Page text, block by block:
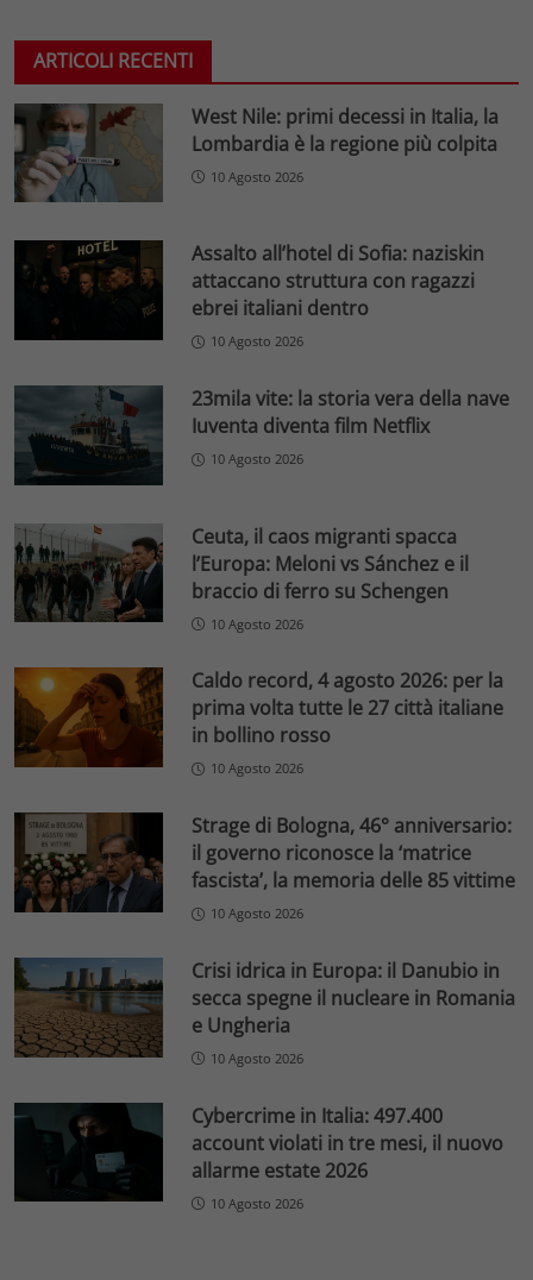
ARTICOLI RECENTI
West Nile: primi decessi in Italia, la
Lombardia è la regione più colpita
10 Agosto 2026
Assalto all’hotel di Sofia: naziskin
attaccano struttura con ragazzi
ebrei italiani dentro
10 Agosto 2026
23mila vite: la storia vera della nave
Iuventa diventa film Netflix
10 Agosto 2026
Ceuta, il caos migranti spacca
l’Europa: Meloni vs Sánchez e il
braccio di ferro su Schengen
10 Agosto 2026
Caldo record, 4 agosto 2026: per la
prima volta tutte le 27 città italiane
in bollino rosso
10 Agosto 2026
Strage di Bologna, 46° anniversario:
il governo riconosce la ‘matrice
fascista’, la memoria delle 85 vittime
10 Agosto 2026
Crisi idrica in Europa: il Danubio in
secca spegne il nucleare in Romania
e Ungheria
10 Agosto 2026
Cybercrime in Italia: 497.400
account violati in tre mesi, il nuovo
allarme estate 2026
10 Agosto 2026